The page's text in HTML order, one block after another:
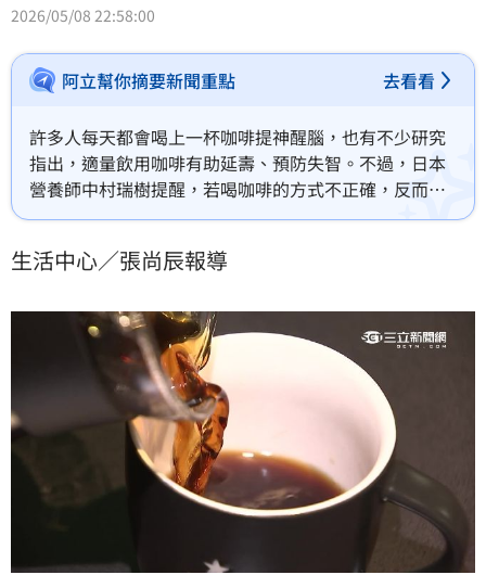
2026/05/08 22:58:00
阿立幫你摘要新聞重點 去看看
許多人每天都會喝上一杯咖啡提神醒腦，也有不少研究
指出，適量飲用咖啡有助延壽、預防失智。不過，日本
營養師中村瑞樹提醒，若喝咖啡的方式不正確，反而可
能加速老化，甚至影響睡眠品質，增加慢性發炎與肥胖
生活中心／張尚辰報導